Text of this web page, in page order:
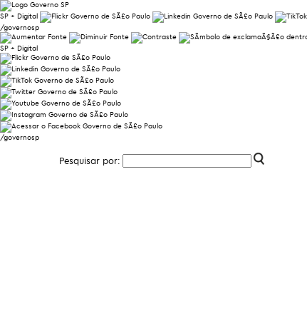
SP + Digital
/governosp
SP + Digital
/governosp
Pesquisar por: